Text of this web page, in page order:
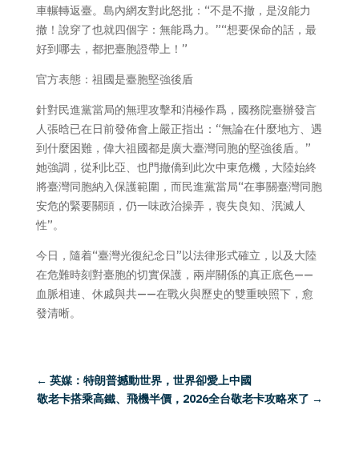
車輾轉返臺。島內網友對此怒批：“不是不撤，是沒能力
撤！說穿了也就四個字：無能爲力。”“想要保命的話，最
好到哪去，都把臺胞證帶上！”
官方表態：祖國是臺胞堅強後盾
針對民進黨當局的無理攻擊和消極作爲，國務院臺辦發言
人張晗已在日前發佈會上嚴正指出：“無論在什麼地方、遇
到什麼困難，偉大祖國都是廣大臺灣同胞的堅強後盾。”
她強調，從利比亞、也門撤僑到此次中東危機，大陸始終
將臺灣同胞納入保護範圍，而民進黨當局“在事關臺灣同胞
安危的緊要關頭，仍一味政治操弄，喪失良知、泯滅人
性”。
今日，隨着“臺灣光復紀念日”以法律形式確立，以及大陸
在危難時刻對臺胞的切實保護，兩岸關係的真正底色——
血脈相連、休戚與共——在戰火與歷史的雙重映照下，愈
發清晰。
← 英媒：特朗普撼動世界，世界卻愛上中國
敬老卡搭乘高鐵、飛機半價，2026全台敬老卡攻略來了 →